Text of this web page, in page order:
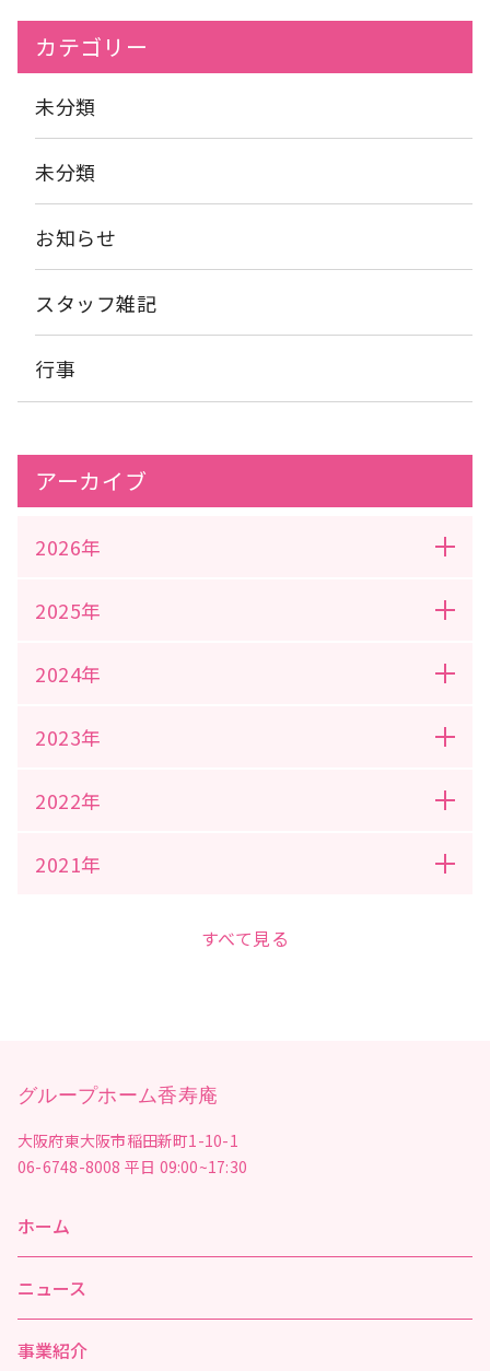
カテゴリー
未分類
未分類
お知らせ
スタッフ雑記
行事
アーカイブ
2026年
2025年
2024年
2023年
2022年
2021年
すべて見る
グループホーム香寿庵
大阪府東大阪市稲田新町1-10-1
06-6748-8008 平日 09:00~17:30
ホーム
ニュース
事業紹介